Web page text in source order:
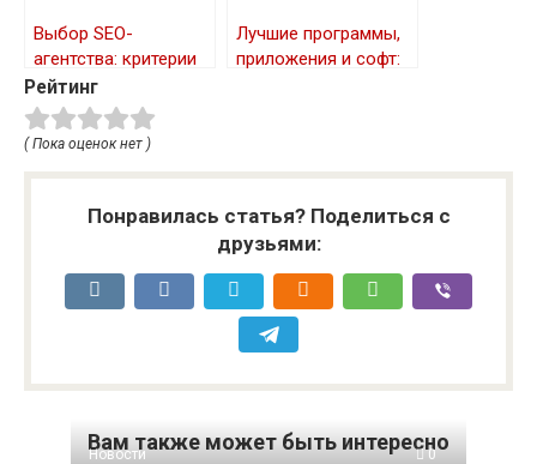
Выбор SEO-
агентства: критерии
оценки и важные
моменты
Лучшие программы,
приложения и софт:
Рейтинг
( Пока оценок нет )
Понравилась статья? Поделиться с
друзьями:
Вам также может быть интересно
Новости 0